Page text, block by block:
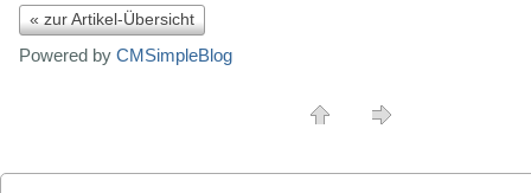
« zur Artikel-Übersicht
Powered by CMSimpleBlog